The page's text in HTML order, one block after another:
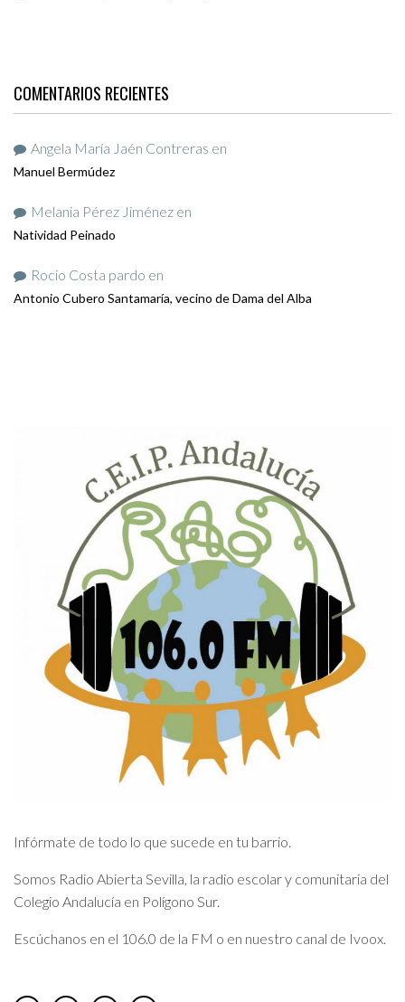
COMENTARIOS RECIENTES
Angela María Jaén Contreras en
Manuel Bermúdez
Melania Pérez Jiménez en
Natividad Peinado
Rocio Costa pardo en
Antonio Cubero Santamaría, vecino de Dama del Alba
Infórmate de todo lo que sucede en tu barrio.
Somos Radio Abierta Sevilla, la radio escolar y comunitaria del
Colegio Andalucía en Polígono Sur.
Escúchanos en el 106.0 de la FM o en nuestro canal de Ivoox.